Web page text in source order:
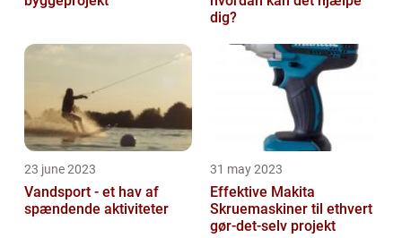
dig?
23 june 2023
Vandsport - et hav af
spændende aktiviteter
31 may 2023
Effektive Makita
Skruemaskiner til ethvert
gør-det-selv projekt